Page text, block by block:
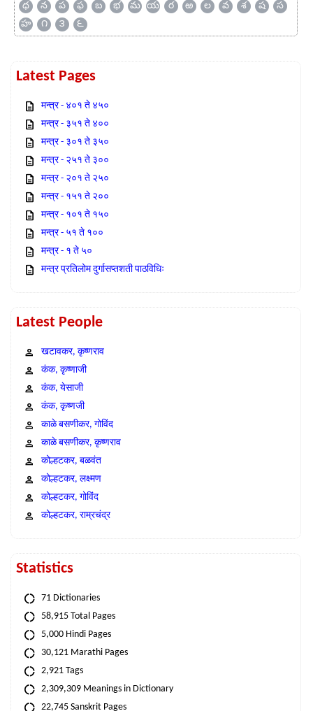
ధ
న ప ఫ బ భ మ య ర ఱ ల వ శ ష
స
హ
౧ ౩ ౬
Latest Pages
मन्त्र - ४०१ ते ४५०
मन्त्र - ३५१ ते ४००
मन्त्र - ३०१ ते ३५०
मन्त्र - २५१ ते ३००
मन्त्र - २०१ ते २५०
मन्त्र - १५१ ते २००
मन्त्र - १०१ ते १५०
मन्त्र - ५१ ते १००
मन्त्र - १ ते ५०
मन्त्र प्रतिलोम दुर्गासप्तशती पाठविधिः
Latest People
खटावकर, कृष्णराव
कंक, कृष्णाजी
कंक, येसाजी
कंक, कृष्णजी
काळे बसणीकर, गोविंद
काळे बसणीकर, कृष्णराव
कोल्हटकर, बळवंत
कोल्हटकर, लक्ष्मण
कोल्हटकर, गोविंद
कोल्हटकर, राम्रचंद्र
Statistics
71 Dictionaries
58,915 Total Pages
5,000 Hindi Pages
30,121 Marathi Pages
2,921 Tags
2,309,309 Meanings in Dictionary
22,745 Sanskrit Pages